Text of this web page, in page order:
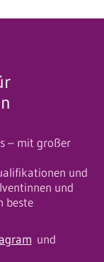
– mit großer
und
und
beste
und